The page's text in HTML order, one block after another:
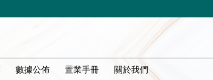
數據公佈 置業手冊 關於我們